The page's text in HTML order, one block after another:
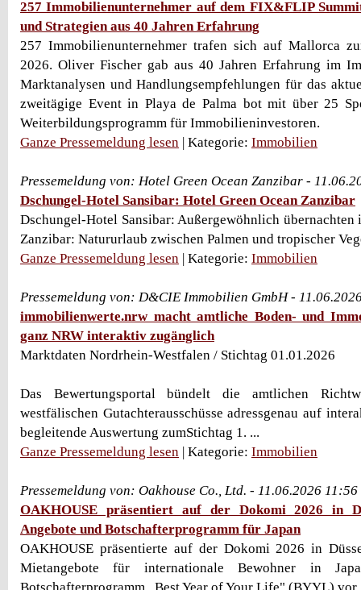
257 Immobilienunternehmer auf dem FIX&FLIP
und Strategien aus 40 Jahren Erfahrung
257 Immobilienunternehmer trafen sich auf Mallorca
2026. Oliver Fischer gab aus 40 Jahren Erfahrung im
Marktanalysen und Handlungsempfehlungen für das
zweitägige Event in Playa de Palma bot mit über 25
Weiterbildungsprogramm für Immobilieninvestoren.
Ganze Pressemeldung lesen | Kategorie: Immobilien
Pressemeldung von: Hotel Green Ocean Zanzibar -
Dschungel-Hotel Sansibar: Hotel Green Ocean Zanzibar
Dschungel-Hotel Sansibar: Außergewöhnlich übernachten
Zanzibar: Natururlaub zwischen Palmen und tropischer
Ganze Pressemeldung lesen | Kategorie: Immobilien
Pressemeldung von: D&CIE Immobilien GmbH -
immobilienwerte.nrw macht amtliche Boden- und
ganz NRW interaktiv zugänglich
Marktdaten Nordrhein-Westfalen / Stichtag 01.01.2026
Das Bewertungsportal bündelt die amtlichen
westfälischen Gutachterausschüsse adressgenau auf
begleitende Auswertung zumStichtag 1. ...
Ganze Pressemeldung lesen | Kategorie: Immobilien
Pressemeldung von: Oakhouse Co., Ltd. - 11.06.2026
OAKHOUSE präsentiert auf der Dokomi 2026 in
Angebote und Botschafterprogramm für Japan
OAKHOUSE präsentierte auf der Dokomi 2026 in
Mietangebote für internationale Bewohner in